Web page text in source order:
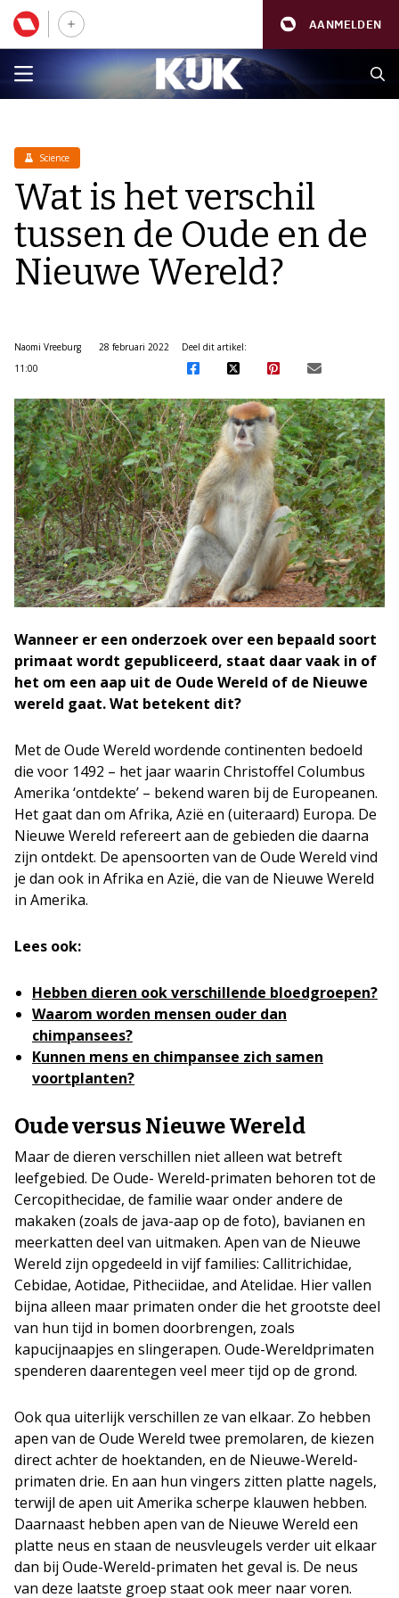
AANMELDEN
Science
Wat is het verschil
tussen de Oude en de
Nieuwe Wereld?
Naomi Vreeburg
28 februari 2022
11:00
Deel dit artikel:
Wanneer er een onderzoek over een bepaald soort
primaat wordt gepubliceerd, staat daar vaak in of
het om een aap uit de Oude Wereld of de Nieuwe
wereld gaat. Wat betekent dit?
Met de Oude Wereld wordende continenten bedoeld
die voor 1492 – het jaar waarin Christoffel Columbus
Amerika ‘ontdekte’ – bekend waren bij de Europeanen.
Het gaat dan om Afrika, Azië en (uiteraard) Europa. De
Nieuwe Wereld refereert aan de gebieden die daarna
zijn ontdekt. De apensoorten van de Oude Wereld vind
je dan ook in Afrika en Azië, die van de Nieuwe Wereld
in Amerika.
Lees ook:
Hebben dieren ook verschillende bloedgroepen?
Waarom worden mensen ouder dan
chimpansees?
Kunnen mens en chimpansee zich samen
voortplanten?
Oude versus Nieuwe Wereld
Maar de dieren verschillen niet alleen wat betreft
leefgebied. De Oude- Wereld-primaten behoren tot de
Cercopithecidae, de familie waar onder andere de
makaken (zoals de java-aap op de foto), bavianen en
meerkatten deel van uitmaken. Apen van de Nieuwe
Wereld zijn opgedeeld in vijf families: Callitrichidae,
Cebidae, Aotidae, Pitheciidae, and Atelidae. Hier vallen
bijna alleen maar primaten onder die het grootste deel
van hun tijd in bomen doorbrengen, zoals
kapucijnaapjes en slingerapen. Oude-Wereldprimaten
spenderen daarentegen veel meer tijd op de grond.
Ook qua uiterlijk verschillen ze van elkaar. Zo hebben
apen van de Oude Wereld twee premolaren, de kiezen
direct achter de hoektanden, en de Nieuwe-Wereld-
primaten drie. En aan hun vingers zitten platte nagels,
terwijl de apen uit Amerika scherpe klauwen hebben.
Daarnaast hebben apen van de Nieuwe Wereld een
platte neus en staan de neusvleugels verder uit elkaar
dan bij Oude-Wereld-primaten het geval is. De neus
van deze laatste groep staat ook meer naar voren.